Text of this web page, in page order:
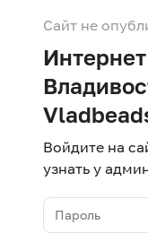
Сайт не
Войдите на
узнать у